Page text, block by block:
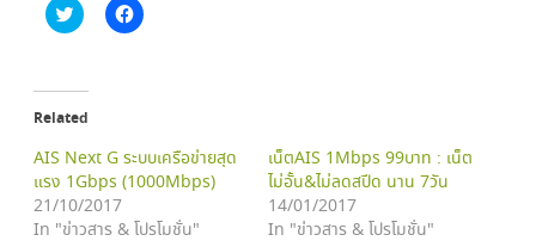
C
l
t
s
a
r
e
o
n
T
C
l
a
r
e
F
Related
AIS Next G ระบบเครือข่ายสุด
แรง 1Gbps (1000Mbps)
21/10/2017
In "ข่าวสาร & โปรโมชั่น"
เน็ตAIS 1Mbps 99บาท : เน็ต
ไม่อั้น&ไม่ลดสปีด นาน 7วัน
14/01/2017
In "ข่าวสาร & โปรโมชั่น"